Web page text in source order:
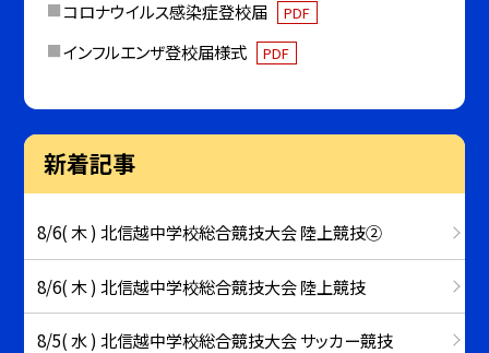
コロナウイルス感染症登校届 PDF
インフルエンザ登校届様式 PDF
新着記事
8/6( 木 ) 北信越中学校総合競技大会 陸上競技②
8/6( 木 ) 北信越中学校総合競技大会 陸上競技
8/5( 水 ) 北信越中学校総合競技大会 サッカー競技